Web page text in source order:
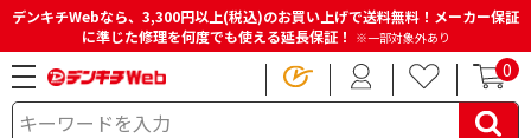
デンキチWebなら、3,300円以上(税込)のお買い上げで送料無料！メーカー保証
に準じた修理を何度でも使える延長保証！ ※一部対象外あり
0